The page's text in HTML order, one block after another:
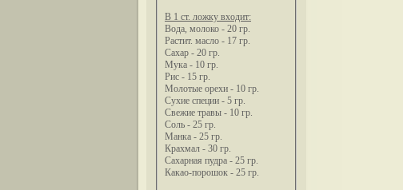
В 1 ст. ложку входит:
Вода, молоко - 20 гр.
Растит. масло - 17 гр.
Сахар - 20 гр.
Мука - 10 гр.
Рис - 15 гр.
Молотые орехи - 10 гр.
Сухие специи - 5 гр.
Свежие травы - 10 гр.
Соль - 25 гр.
Манка - 25 гр.
Крахмал - 30 гр.
Сахарная пудра - 25 гр.
Какао-порошок - 25 гр.